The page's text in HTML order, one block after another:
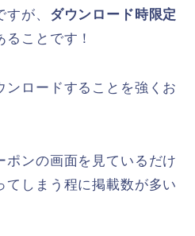
が、 ダウンロード時限定
ることです！
ンロードすることを強くお
ポンの画面を見ているだけ
てしまう程に掲載数が多い